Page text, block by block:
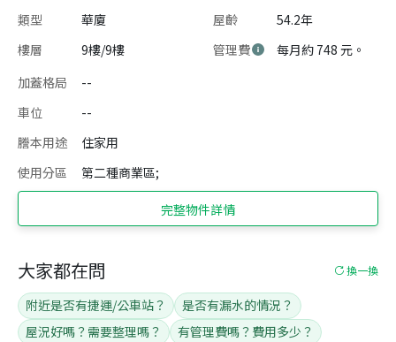
類型 華廈 屋齡
54.2年
樓層
9樓/9樓 管理費
每月約 748 元。
加蓋格局
--
車位
--
謄本用途
住家用
使用分區
第二種商業區;
完整物件詳情
大家都在問 換一換
附近是否有捷運/公車站？
是否有漏水的情況？
屋況好嗎？需要整理嗎？
有管理費嗎？費用多少？